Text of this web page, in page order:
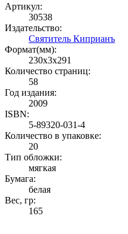
Артикул:
30538
Издательство:
Святитель Киприанъ
Формат(мм):
230x3x291
Количество страниц:
58
Год издания:
2009
ISBN:
5-89320-031-4
Количество в упаковке:
20
Тип обложки:
мягкая
Бумага:
белая
Вес, гр:
165